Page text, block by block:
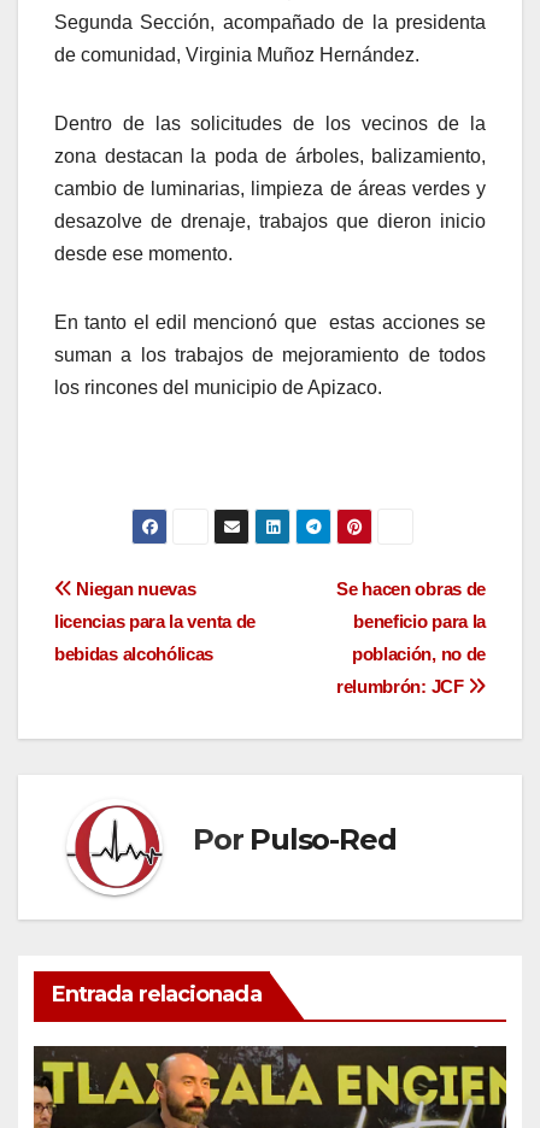
Segunda Sección, acompañado de la presidenta
de comunidad, Virginia Muñoz Hernández.
Dentro de las solicitudes de los vecinos de la
zona destacan la poda de árboles, balizamiento,
cambio de luminarias, limpieza de áreas verdes y
desazolve de drenaje, trabajos que dieron inicio
desde ese momento.
En tanto el edil mencionó que estas acciones se
suman a los trabajos de mejoramiento de todos
los rincones del municipio de Apizaco.
Navegación
de
Se hacen obras de
beneficio para la
población, no de
relumbrón: JCF
Niegan nuevas
licencias para la venta de
bebidas alcohólicas
Por Pulso-Red
Entrada relacionada